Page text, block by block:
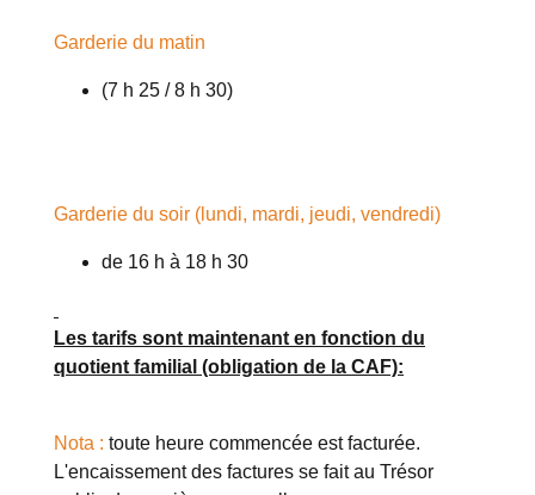
Garderie du matin
(7 h 25 / 8 h 30)
Garderie du soir (lundi, mardi, jeudi, vendredi)
de 16 h à 18 h 30
Les tarifs sont maintenant en fonction du
quotient familial (obligation de la CAF):
Nota : toute heure commencée est facturée.
L'encaissement des factures se fait au Trésor